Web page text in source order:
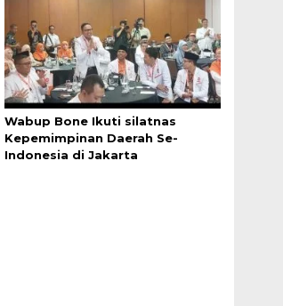
Wabup Bone Ikuti silatnas
Kepemimpinan Daerah Se-
Indonesia di Jakarta